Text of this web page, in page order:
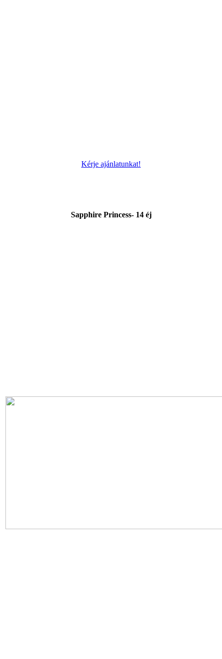
Kérje ajánlatunkat!
Sapphire Princess- 14 éj